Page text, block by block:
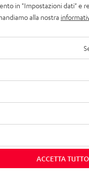
in "Impostazioni dati" e
alla nostra
ACCETTA TUTTO